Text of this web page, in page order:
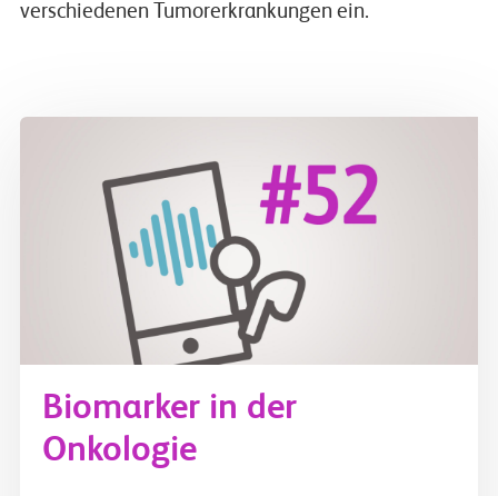
verschiedenen Tumorerkrankungen ein.
Biomarker in der
Onkologie